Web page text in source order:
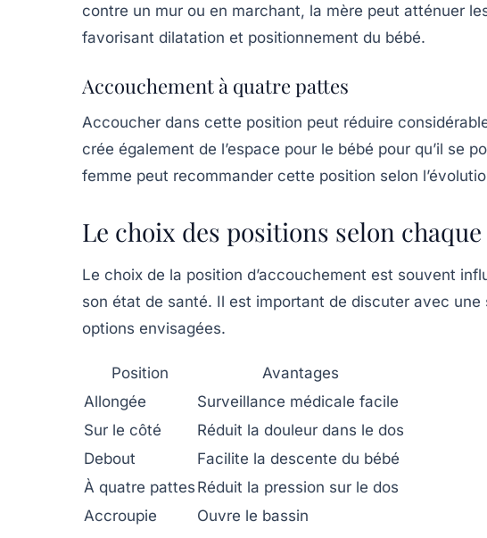
contre un mur ou en marchant, la mère peut atténuer
favorisant dilatation et positionnement du bébé.
Accouchement à quatre pattes
Accoucher dans cette position peut réduire
crée également de l’espace pour le bébé pour qu’il se
femme peut recommander cette position selon
Le choix des positions selon
Le choix de la position d’accouchement est souvent
son état de santé. Il est important de discuter avec
options envisagées.
Position
Avantages
Allongée
Surveillance médicale facile
Sur le côté
Réduit la douleur dans le dos
Debout
Facilite la descente du bébé
À quatre pattes Réduit la pression sur le dos
Accroupie
Ouvre le bassin